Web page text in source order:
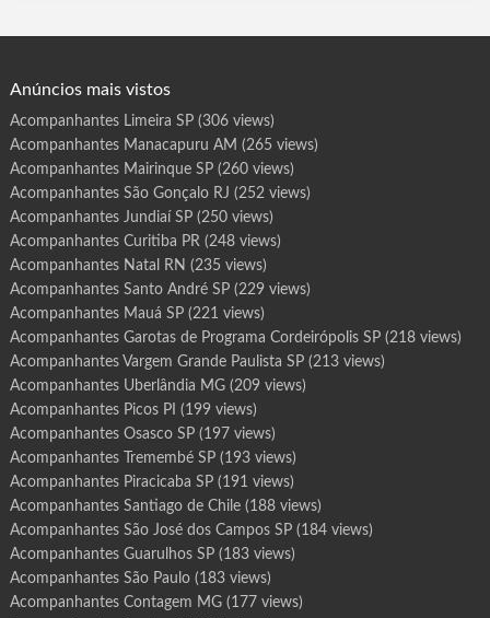
e
r
m
a
o
i
i
r
i
m
S
P
Anúncios mais vistos
Acompanhantes Limeira SP(306 views)
Acompanhantes Manacapuru AM (265 views)
Acompanhantes Mairinque SP(260 views)
Acompanhantes São Gonçalo RJ (252 views)
Acompanhantes Jundiaí SP(250 views)
Acompanhantes Curitiba PR(248 views)
Acompanhantes Natal RN (235 views)
Acompanhantes Santo André SP(229 views)
Acompanhantes Mauá SP(221 views)
Acompanhantes Garotas de Programa Cordeirópolis SP(218 views)
Acompanhantes Vargem Grande Paulista SP(213 views)
Acompanhantes Uberlândia MG(209 views)
Acompanhantes Picos PI (199 views)
Acompanhantes Osasco SP(197 views)
Acompanhantes Tremembé SP(193 views)
Acompanhantes Piracicaba SP(191 views)
Acompanhantes Santiago de Chile(188 views)
Acompanhantes São José dos Campos SP(184 views)
Acompanhantes Guarulhos SP(183 views)
Acompanhantes São Paulo(183 views)
Acompanhantes Contagem MG(177 views)